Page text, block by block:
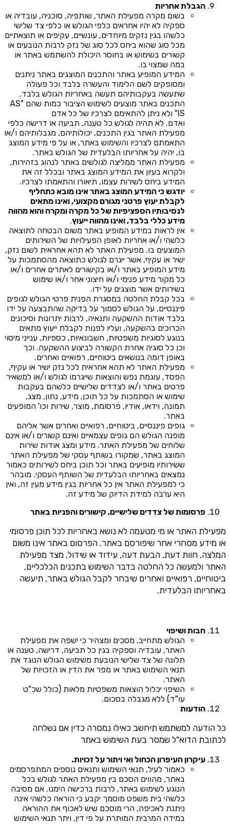
הגבלת אחריות
בשום מקרה מפעילת האתר, שותפיה, סוכניה, עובדיה או
ספקיה לא יהיו אחראים כלפי הגולש או כלפי צד שלישי
כלשהו בגין נזקים מיוחדים, עונשיים, עקיפים או תוצאתיים
מכל סוג שהוא ביחס לכל סוג של נזק לרבות הנובעים או
קשורים בשימוש או בחוסר היכולת להשתמש באתר או
במה שמצוי בו.
המידע המופיע באתר והתכנים המוצגים באתר ניתנים
ומסופקים לשם הלימוד והעשרה בלבד וכל פעולה
שתעשה בעקבותיהם תעשה באחריות הגולש בלבד.
התכנים באתר מוצעים לשימוש הציבור כמות שהם "AS
IS" ולא ניתן להתאימם לצרכיו של כל אדם
ואדם. לא תהיה לגולש כל טענה, תביעה או דרישה כלפי
מפעילת האתר בגין התכנים, יכולותיהם, מגבלותיהם ו/או
התאמתם לצרכיו והשימוש באתר, או על פי מידע המוצג
בו, יהיה על אחריותו הבלעדית של הגולש באתר.
מפעילת האתר ממליצה לגולשים באתר לנהוג בזהירות,
ולקרוא בעיון את המידע המוצג באתר ובכלל זה את
המידע ביחס לשירות עצמו, תיאורו והתאמתו לצרכיו.
יודגש כי המידע המוצג באתר אינו מובא כתחליף
לקבלת יעוץ פרטני מגורם מקצועי, ואינו מתאים
לנסיבותיו הספציפיות של כל מקרה ומקרה והוא מהווה
מידע כללי בלבד, ואינו מהווה ייעוץ.
אין לראות במידע המופיע באתר משום הבטחה לתוצאה
כלשהי ו/או אחריות לאופן הפעילויות של השירותים
המוצעים בו. מפעילת האתר לא תהא אחראית לשום נזק,
ישיר או עקיף, אשר ייגרם לגולש כתוצאה מהסתמכות על
מידע המופיע באתר ו/או בקישורים לאתרים אחרים ו/או
כל מקור מידע פנימי ו/או חיצוני אחר ו/או שימוש
בשירותים אשר מוצגים על ידו.
בכל קבלת החלטה במסגרת הפנית פרטי הגולש לגופים
פיננסיים, על הגולש לסמוך על בדיקה שהתבצעה על ידו
בלבד אודות ההשקעה ותנאיה, לרבות יתרונות וסיכונים
הכרוכים בהשקעה, ועליו לפנות לקבלת ייעוץ מתאים
בנוגע לסוגיות משפטיות, חשבונאיות, כספיות, ענייני מיסוי
וכן כל סוגיה אחרת הקשורה לביצוע ההשקעה. וכך
באופן דומה בנושאים ביטוחיים, רפואיים ואחרים.
מפעילת האתר לא תהא אחראית לכל נזק ישיר או עקיף,
הפסד, עוגמת נפש והוצאות שייגרמו לגולש ו/או למשאיר
פרטים באתר ו/או לצדדים שלישיים כלשהם בעקבות
שימוש או הסתמכות על כל תוכן, מידע, נתון, מצג,
תמונה, וידאו, אודיו, פרסומת, מוצר, שירות וכו' המופעים
באתר.
גופים פיננסיים, ביטוחיים, רפואיים ואחרים אשר אליהם
מופנה הגולש הם גופים עצמאיים ואינם קשורים ו/או אינם
שלוחים של מפעילת האתר. מידע ומצג אודות שירות
המוצג באתר, שמקורו בשותף עסקי של מפעילת האתר
ששירותיו מופיעים באתר וכל תוכן ביחס לשירותים כאמור
נמצאים באחריותו הבלעדית של השותף העסקי. מובהר
כי למפעילת האתר אין כל אחריות בגין מידע מעין זה, ואין
היא ערבה למידת הדיוק של מידע זה.
פרסומות של צדדים שלישיים, קישורים והפניות באתר
מפעילת האתר או מי מטעמה לא נושא באחריות לכל תוכן פרסומי
או מידע מסחרי אחר שיפורסם באתר. הפרסום באתר אינו משום
המלצה, חוות דעת, הבעת דעה, עידוד או שידול, מצד מפעילת
האתר ולמעשה כל החלטה בדבר השימוש בתכנים הכלכליים,
ביטוחיים, רפואיים ואחרים שיבחר לקבל הגולש באתר, תיעשה
באחריותו הבלעדית.
חבות ושיפוי
הגולש מתחייב, מסכים ומצהיר כי ישפה את מפעילת
האתר, עובדיה וספקיה בגין כל תביעה, דרישה, טענה או
תלונה של צד שלישי הנובעת משימוש הגולש הנוגד את
תנאי השימוש באתר או מפר את הדין או הזכויות של
האתר.
השיפוי יכלול הוצאות משפטיות מלאות (כולל שכ"ט
עו"ד) ללא מגבלה בסכום.
הודעות
כל הודעה למשתמש תיחשב כאילו נמסרה כדין אם נשלחה
לכתובת הדוא"ל שמסר בעת השימוש באתר
עיקרון העיפרון הכחול ואי ויתור על זכויות.
כאמור לעיל, תנאי השימוש ותנאים נוספים המתפרסמים
באתר, מהווים הסכם בין מפעילת האתר לגולש בכל
הנוגע לשימוש באתר, לרבות ברכישה הימנו. אם מסיבה
כלשהי בית משפט מוסמך יקבע כי הוראה כלשהי אינה
ניתנת לאכיפה, הרי מוסכם שיש לאכוף את ההוראה
במידה המרבית המותרת על פי דין, ויתר תנאי השימוש